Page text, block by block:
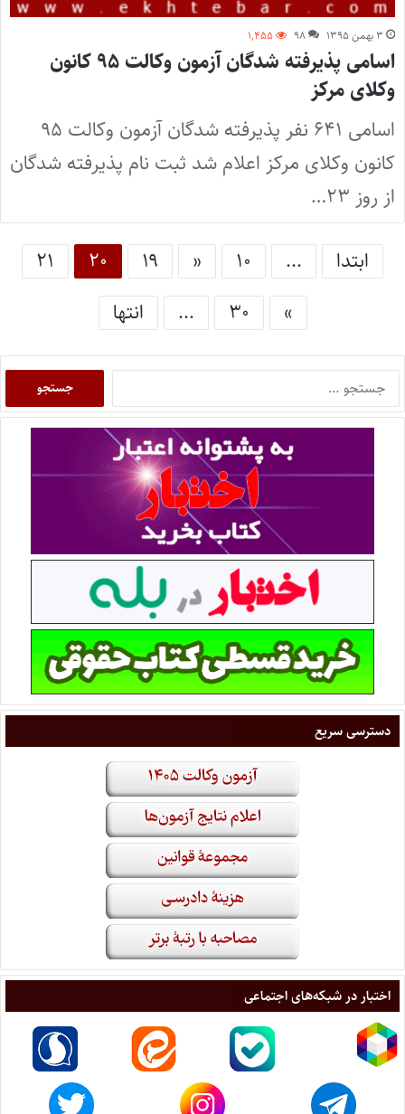
۳ بهمن ۱۳۹۵ ۹۸ ۱,۴۵۵
اسامی پذیرفته شدگان آزمون وکالت ۹۵ کانون
وکلای مرکز
اسامی ۶۴۱ نفر پذیرفته شدگان آزمون وکالت ۹۵
کانون وکلای مرکز اعلام شد ثبت نام پذیرفته شدگان
از روز ۲۳…
ابتدا ... ۱۰ « ۱۹ ۲۰
۲۱
»
۳۰ ... انتها
دسترسی سریع
اختبار در شبکه‌های اجتماعی